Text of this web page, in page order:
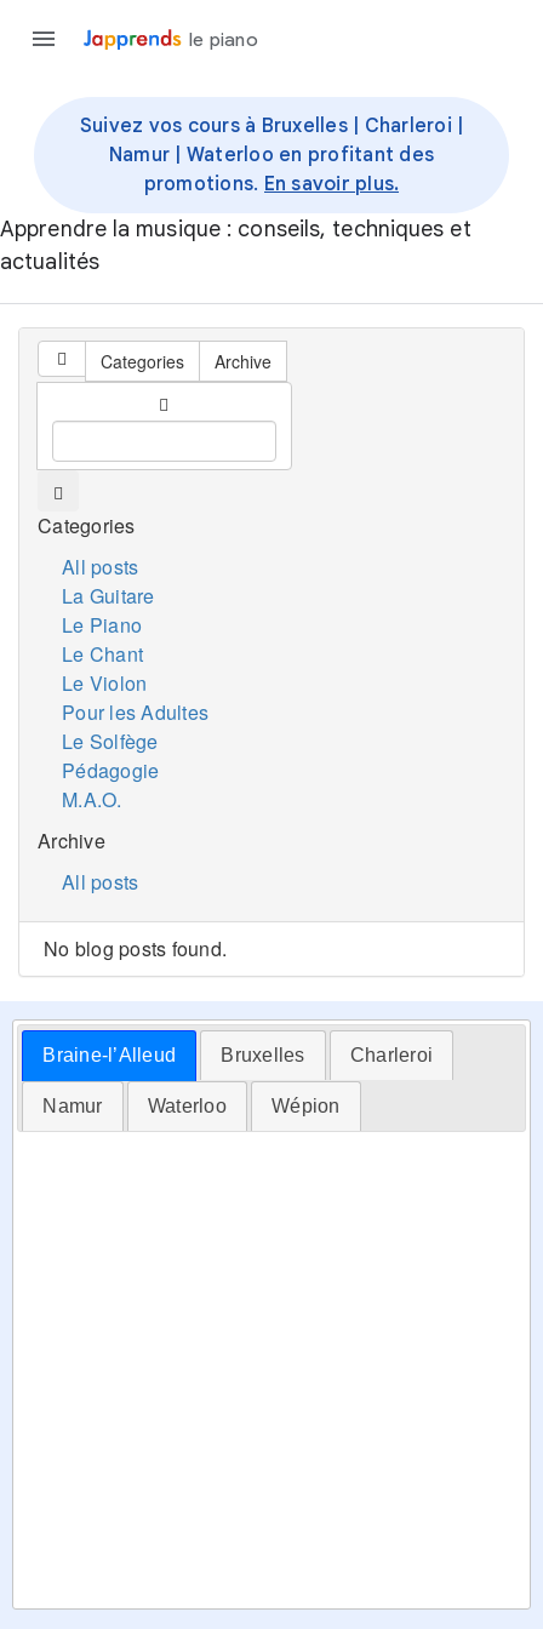
le piano
Suivez vos cours à Bruxelles | Charleroi |
Namur | Waterloo en profitant des
promotions. En savoir plus.
Apprendre la musique : conseils, techniques et
actualités
Categories Archive
Categories
All posts
La Guitare
Le Piano
Le Chant
Le Violon
Pour les Adultes
Le Solfège
Pédagogie
M.A.O.
Archive
All posts
No blog posts found.
Braine-l’Alleud Bruxelles Charleroi
Namur Waterloo Wépion